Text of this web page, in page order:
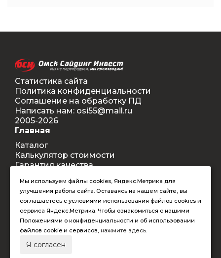
Статистика сайта
Политика конфиденциальности
Соглашение на обработку ПД
Написать нам: osi55@mail.ru
2005-2026
Главная
Каталог
Калькулятор стоимости
Гарантия качества
Контакты
Покупателям
Способы оплаты
Условия оформления заказа
Таблица допустимых размеров
Мы используем файлы cookies, Яндекс.Метрика для
улучшения работы сайта. Оставаясь на нашем сайте, вы
соглашаетесь с условиями использования файлов cookies и
сервиса Яндекс.Метрика. Чтобы ознакомиться с нашими
Положениями о конфиденциальности и об использовании
файлов cookie и сервисов, нажмите здесь.
Я согласен